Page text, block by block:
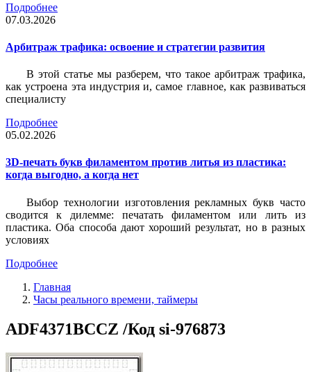
Подробнее
07.03.2026
Арбитраж трафика: освоение и стратегии развития
В этой статье мы разберем, что такое арбитраж трафика,
как устроена эта индустрия и, самое главное, как развиваться
специалисту
Подробнее
05.02.2026
3D-печать букв филаментом против литья из пластика:
когда выгодно, а когда нет
Выбор технологии изготовления рекламных букв часто
сводится к дилемме: печатать филаментом или лить из
пластика. Оба способа дают хороший результат, но в разных
условиях
Подробнее
Главная
Часы реального времени, таймеры
ADF4371BCCZ /Код si-976873